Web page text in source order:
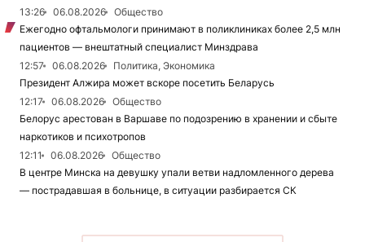
13:26
06.08.2026
Общество
Ежегодно офтальмологи принимают в поликлиниках более 2,5 млн
пациентов — внештатный специалист Минздрава
12:57
06.08.2026
Политика, Экономика
Президент Алжира может вскоре посетить Беларусь
12:17
06.08.2026
Общество
Белорус арестован в Варшаве по подозрению в хранении и сбыте
наркотиков и психотропов
12:11
06.08.2026
Общество
В центре Минска на девушку упали ветви надломленного дерева
— пострадавшая в больнице, в ситуации разбирается СК